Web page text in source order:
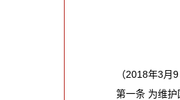
（2018年3月9
第一条 为维护